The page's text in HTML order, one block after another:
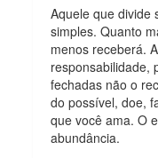
Aquele que divide
simples. Quanto
menos receberá.
responsabilidade,
fechadas não o
do possível, doe,
que você ama. O
abundância.